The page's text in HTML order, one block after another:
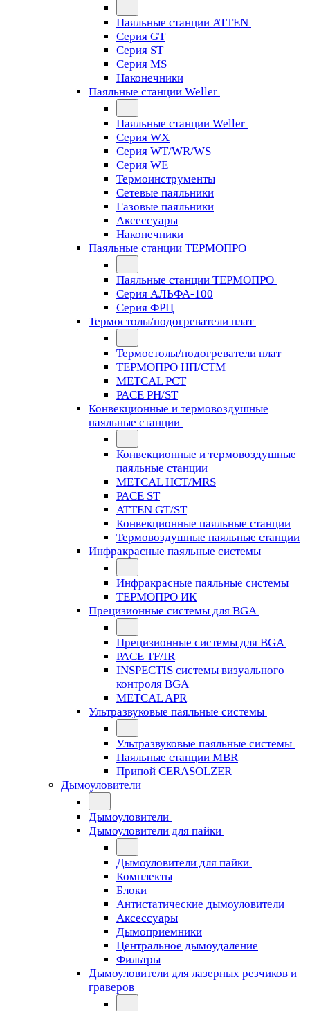
Паяльные станции ATTEN
Серия GT
Серия ST
Серия MS
Наконечники
Паяльные станции Weller
Паяльные станции Weller
Серия WX
Серия WT/WR/WS
Серия WE
Термоинструменты
Сетевые паяльники
Газовые паяльники
Аксессуары
Наконечники
Паяльные станции ТЕРМОПРО
Паяльные станции ТЕРМОПРО
Серия АЛЬФА-100
Серия ФРЦ
Термостолы/подогреватели плат
Термостолы/подогреватели плат
ТЕРМОПРО НП/СТМ
METCAL PCT
PACE PH/ST
Конвекционные и термовоздушные
паяльные станции
Конвекционные и термовоздушные
паяльные станции
METCAL HCT/MRS
PACE ST
ATTEN GT/ST
Конвекционные паяльные станции
Термовоздушные паяльные станции
Инфракрасные паяльные системы
Инфракрасные паяльные системы
ТЕРМОПРО ИК
Прецизионные системы для BGA
Прецизионные системы для BGA
PACE TF/IR
INSPECTIS системы визуального
контроля BGA
METCAL APR
Ультразвуковые паяльные системы
Ультразвуковые паяльные системы
Паяльные станции MBR
Припой CERASOLZER
Дымоуловители
Дымоуловители
Дымоуловители для пайки
Дымоуловители для пайки
Комплекты
Блоки
Антистатические дымоуловители
Аксессуары
Дымоприемники
Центральное дымоудаление
Фильтры
Дымоуловители для лазерных резчиков и
граверов